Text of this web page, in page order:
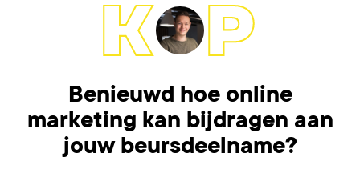
Benieuwd hoe online
marketing kan bijdragen aan
jouw beursdeelname?